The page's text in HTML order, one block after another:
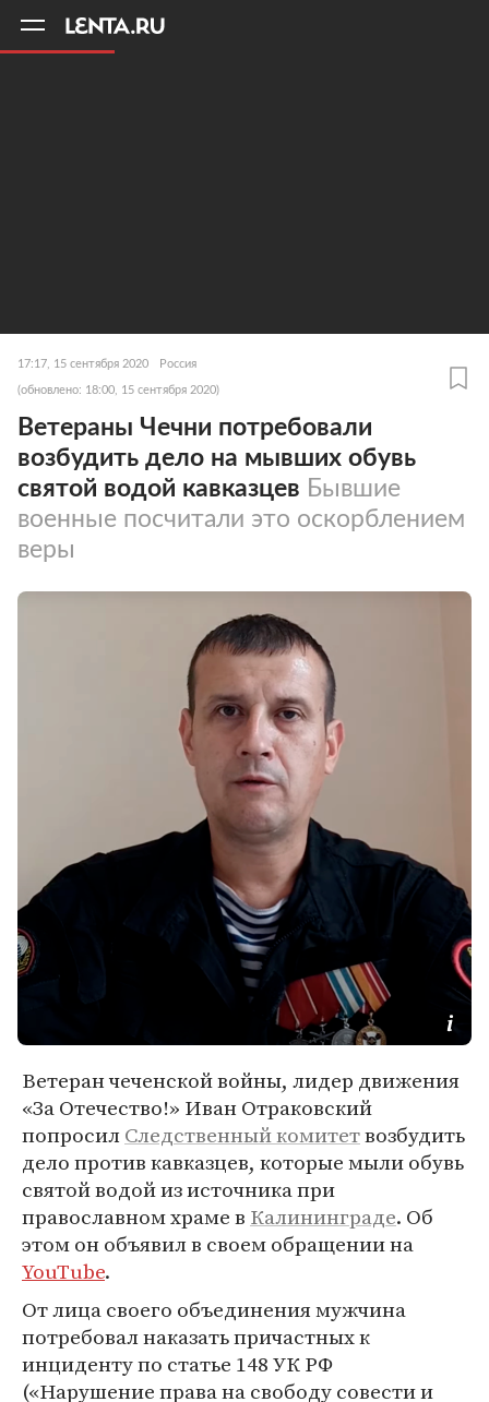
17:17, 15 сентября 2020 Россия
(обновлено: 18:00, 15 сентября 2020)
Ветераны Чечни потребовали
возбудить дело на мывших обувь
святой водой кавказцев Бывшие
военные посчитали это оскорблением
веры
Ветеран чеченской войны, лидер движения
«За Отечество!» Иван Отраковский
попросилСледственный комитетвозбудить
дело против кавказцев, которые мыли обувь
святой водой из источника при
православном храме в Калининграде. Об
этом он объявил в своем обращении на
YouTube.
От лица своего объединения мужчина
потребовал наказать причастных к
инциденту по статье 148 УК РФ
(«Нарушение права на свободу совести и